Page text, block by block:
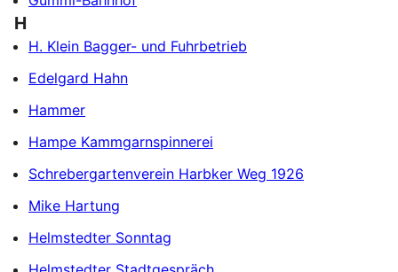
H
H. Klein Bagger- und Fuhrbetrieb
Edelgard Hahn
Hammer
Hampe Kammgarnspinnerei
Schrebergartenverein Harbker Weg 1926
Mike Hartung
Helmstedter Sonntag